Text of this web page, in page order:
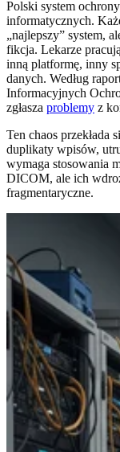
Polski system
informatycznych.
„najlepszy” system,
fikcja. Lekarze
inną platformę, inny
danych. Według
Informacyjnych
zgłasza problemy z
Ten chaos przekłada
duplikaty wpisów,
wymaga stosowania
DICOM, ale ich
fragmentaryczne.